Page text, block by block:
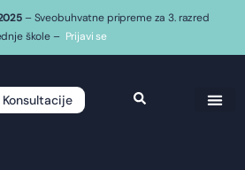
– Sveobuhvatne pripreme za 3. razred
škole – Prijavi se
Konsultacije